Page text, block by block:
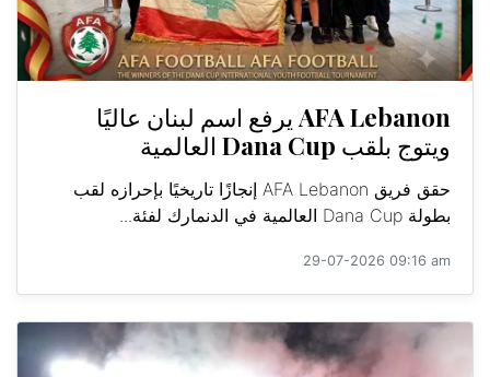
AFA Lebanon يرفع اسم لبنان عاليًا
ويتوج بلقب Dana Cup العالمية
حقق فريق AFA Lebanon إنجازًا تاريخيًا بإحرازه لقب
بطولة Dana Cup العالمية في الدنمارك لفئة...
29-07-2026 09:16 am